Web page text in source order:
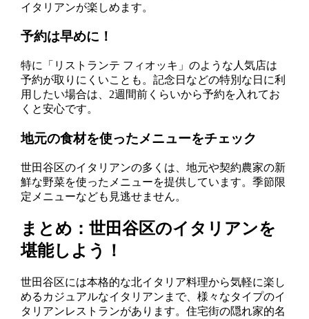
イタリアンが楽しめます。
予約は早めに！
特に「リストランテ フィオッキ」のような人気店は
予約が取りにくいことも。記念日などの特別な日に利
用したい場合は、2週間前くらいから予約を入れてお
くと安心です。
地元の食材を使ったメニューをチェック
世田谷区のイタリアンの多くは、地元や契約農家の新
鮮な野菜を使ったメニューを提供しています。季節限
定メニューなども見逃せません。
まとめ：世田谷区のイタリアンを
堪能しよう！
世田谷区には本格的な北イタリア料理から気軽に楽し
めるカジュアルなイタリアンまで、様々なタイプのイ
タリアンレストランがあります。住宅街の隠れ家的名